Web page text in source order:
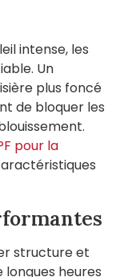
intense, les
Un
plus foncé
de bloquer les
pour la
structure et
heures